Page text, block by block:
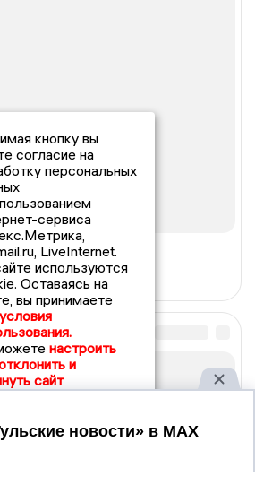
кнопку вы
согласие на
персональных
сервиса
LiveInternet.
используются
Оставаясь на
вы принимаете
настроить
и
сайт
Принять